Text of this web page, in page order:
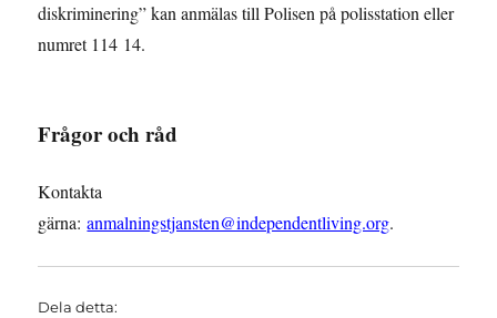
diskriminering” kan anmälas till Polisen på polisstation eller
numret 114 14.
Frågor och råd
Kontakta
gärna:anmalningstjansten@independentliving.org.
Dela detta: